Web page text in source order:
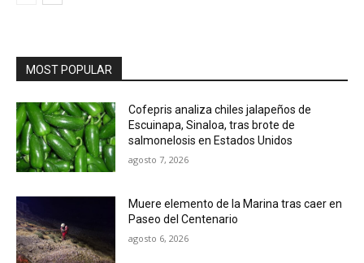
MOST POPULAR
Cofepris analiza chiles jalapeños de
Escuinapa, Sinaloa, tras brote de
salmonelosis en Estados Unidos
agosto 7, 2026
Muere elemento de la Marina tras caer en
Paseo del Centenario
agosto 6, 2026